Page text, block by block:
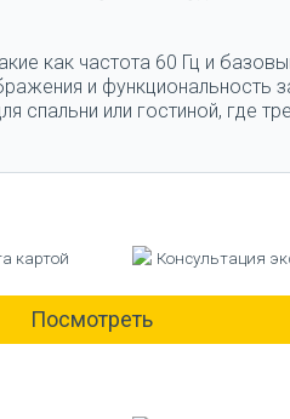
как частота 60 Гц и
и функциональность
спальни или гостиной, где
картой Консультация
Посмотреть